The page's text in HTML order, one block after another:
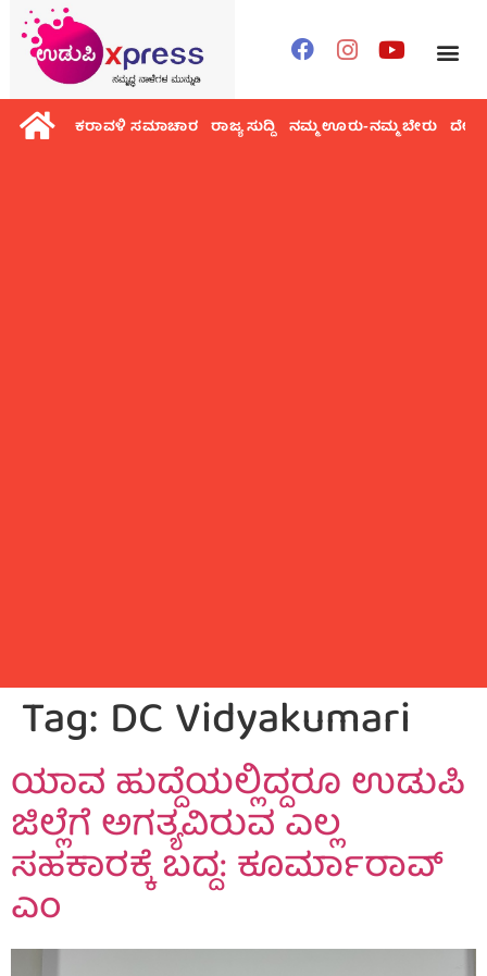
ಕರಾವಳಿ ಸಮಾಚಾರ ರಾಜ್ಯ ಸುದ್ದಿ ನಮ್ಮ ಊರು-ನಮ್ಮ ಬೇರು ದೇಶ
Tag: DC Vidyakumari
ಯಾವ ಹುದ್ದೆಯಲ್ಲಿದ್ದರೂ ಉಡುಪಿ
ಜಿಲ್ಲೆಗೆ ಅಗತ್ಯವಿರುವ ಎಲ್ಲ
ಸಹಕಾರಕ್ಕೆ ಬದ್ದ: ಕೂರ್ಮಾರಾವ್
ಎಂ